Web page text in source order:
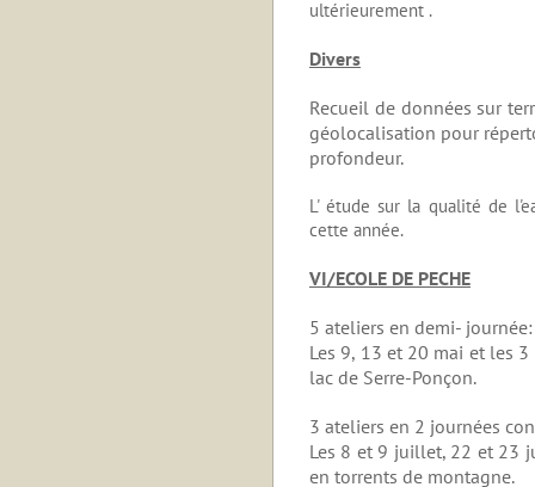
ultérieurement .
Divers
Recueil de données sur
géolocalisation pour
profondeur.
L' étude sur la qualité de
cette année.
VI/ECOLE DE PECHE
5 ateliers en demi- journée:
Les 9, 13 et 20 mai et les
lac de Serre-Ponçon.
3 ateliers en 2 journées
Les 8 et 9 juillet, 22 et 23
en torrents de montagne.